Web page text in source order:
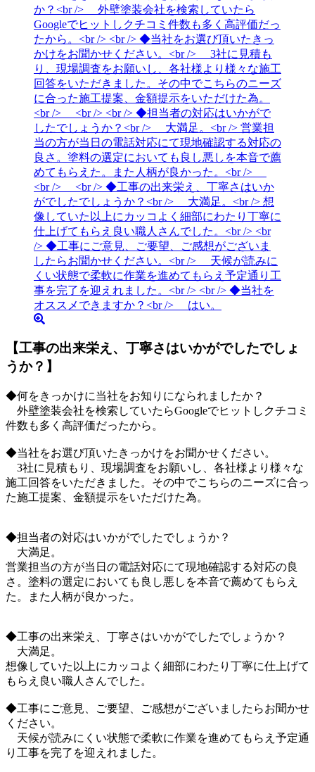
【工事の出来栄え、丁寧さはいかがでしたでしょ
うか？】
◆何をきっかけに当社をお知りになられましたか？
外壁塗装会社を検索していたらGoogleでヒットしクチコミ
件数も多く高評価だったから。
◆当社をお選び頂いたきっかけをお聞かせください。
3社に見積もり、現場調査をお願いし、各社様より様々な
施工回答をいただきました。その中でこちらのニーズに合っ
た施工提案、金額提示をいただけた為。
◆担当者の対応はいかがでしたでしょうか？
大満足。
営業担当の方が当日の電話対応にて現地確認する対応の良
さ。塗料の選定においても良し悪しを本音で薦めてもらえ
た。また人柄が良かった。
◆工事の出来栄え、丁寧さはいかがでしたでしょうか？
大満足。
想像していた以上にカッコよく細部にわたり丁寧に仕上げて
もらえ良い職人さんでした。
◆工事にご意見、ご要望、ご感想がございましたらお聞かせ
ください。
天候が読みにくい状態で柔軟に作業を進めてもらえ予定通
り工事を完了を迎えれました。